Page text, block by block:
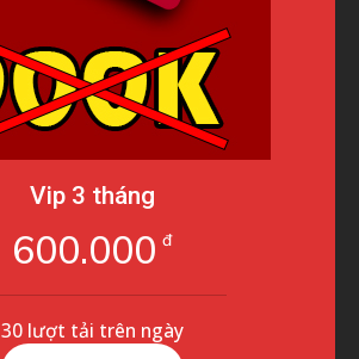
Vip 3 tháng
600.000 đ
30 lượt tải trên ngày